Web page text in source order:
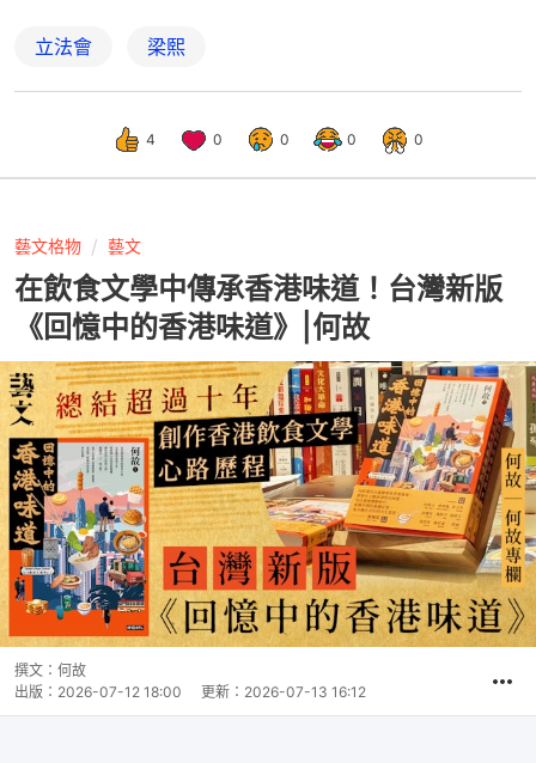
立法會 梁熙
4 0 0 0 0
藝文格物 藝文
在飲食文學中傳承香港味道！台灣新版
《回憶中的香港味道》|何故
撰文： 何故
出版： 2026-07-12 18:00 更新： 2026-07-13 16:12